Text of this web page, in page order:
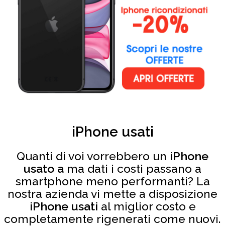
iPhone usati
Quanti di voi vorrebbero un iPhone
usato a ma dati i costi passano a
smartphone meno performanti? La
nostra azienda vi mette a disposizione
iPhone usati al miglior costo e
completamente rigenerati come nuovi.